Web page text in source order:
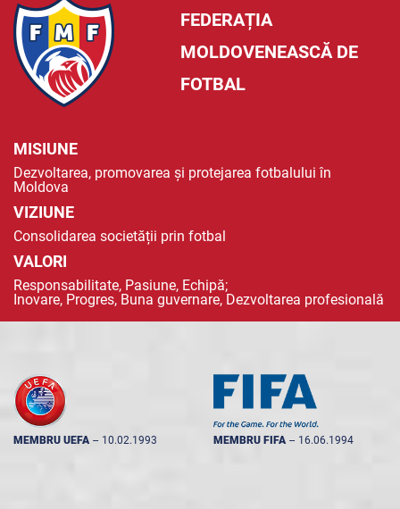
FEDERAȚIA
MOLDOVENEASCĂ DE
FOTBAL
MISIUNE
Dezvoltarea, promovarea și protejarea fotbalului în
Moldova
VIZIUNE
Consolidarea societății prin fotbal
VALORI
Responsabilitate, Pasiune, Echipă;
Inovare, Progres, Buna guvernare, Dezvoltarea profesională
MEMBRU UEFA -- 10.02.1993 MEMBRU FIFA -- 16.06.1994